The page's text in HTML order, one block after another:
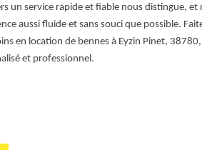
un service rapide et fiable nous distingue, et
aussi fluide et sans souci que possible.
en location de bennes à Eyzin Pinet,
et professionnel.